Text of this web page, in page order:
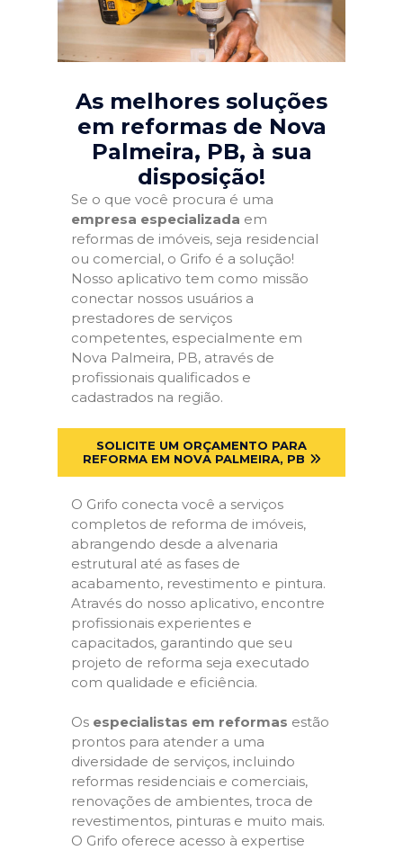
As melhores soluções
em reformas de Nova
Palmeira, PB, à sua
disposição!
Se o que você procura é uma
empresa especializada em
reformas de imóveis, seja residencial
ou comercial, o Grifo é a solução!
Nosso aplicativo tem como missão
conectar nossos usuários a
prestadores de serviços
competentes, especialmente em
Nova Palmeira, PB, através de
profissionais qualificados e
cadastrados na região.
SOLICITE UM ORÇAMENTO PARA
REFORMA EM NOVA PALMEIRA, PB
O Grifo conecta você a serviços
completos de reforma de imóveis,
abrangendo desde a alvenaria
estrutural até as fases de
acabamento, revestimento e pintura.
Através do nosso aplicativo, encontre
profissionais experientes e
capacitados, garantindo que seu
projeto de reforma seja executado
com qualidade e eficiência.
Os especialistas em reformas estão
prontos para atender a uma
diversidade de serviços, incluindo
reformas residenciais e comerciais,
renovações de ambientes, troca de
revestimentos, pinturas e muito mais.
O Grifo oferece acesso à expertise